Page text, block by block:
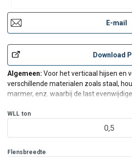
E-mail
Download
Algemeen: Voor het verticaal hijsen en
verschillende materialen zoals staal,
marmer, enz. waarbij de last
hendel activeren en omhoog houden
WLL ton
0,5
Flensbreedte